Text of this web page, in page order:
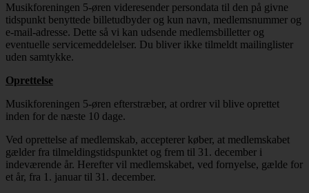
Musikforeningen 5-øren videresender persondata til den på givne
tidspunkt benyttede billetudbyder og kun navn, medlemsnummer og
e-mail-adresse. Dette så vi kan udsende medlemsbilletter og
eventuelle servicemeddelelser. Du bliver ikke tilmeldt mailinglister
uden samtykke.
Oprettelse
Musikforeningen 5-øren efterstræber, at ordrer vil blive oprettet
inden for de næste 10 dage.
Ved oprettelse af medlemskab, accepterer køber, at medlemskabet
gælder fra tilmeldingstidspunktet og frem til 31. december i
indeværende år. Herefter vil medlemskabet, ved fornyelse, gælde for
et år, fra 1. januar til 31. december.